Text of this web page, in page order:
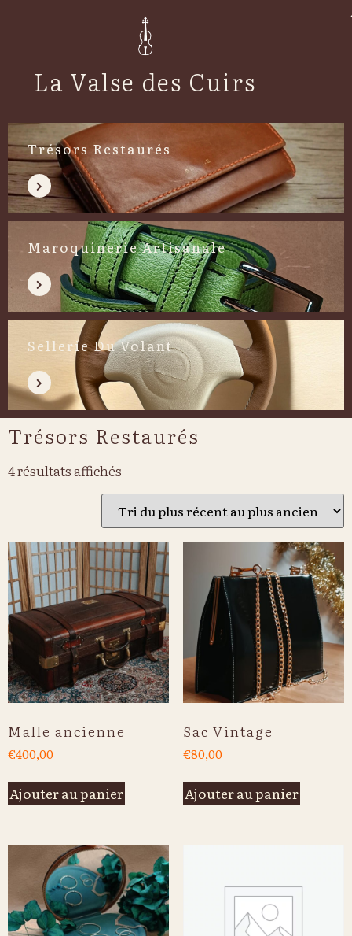
La Valse des Cuirs
Trésors Restaurés
Maroquinerie Artisanale
Sellerie Du Volant
Trésors Restaurés
4 résultats affichés
Malle ancienne
€400,00
Ajouter au panier
Sac Vintage
€80,00
Ajouter au panier